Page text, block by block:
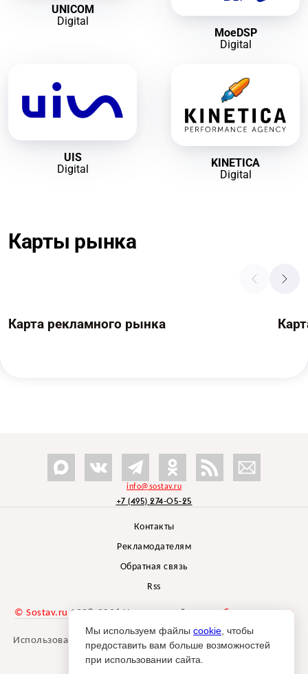
UNICOM
Digital
MoeDSP
Digital
UIS
Digital
KINETICA
Digital
Карты рынка
Карта рекламного рынка
info@sostav.ru
+7 (495) 274-05-25
Контакты
Рекламодателям
Обратная связь
Rss
© Sostav.ru 1998-2026 Независимый проектбрендингового
агентства Depot
Использование материалов Sostav.ru допустимо только при
указании источника.
Мы используем файлы cookie , чтобы
предоставить вам больше возможностей
при использовании сайта.